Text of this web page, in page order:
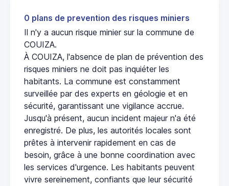
0 plans de prevention des risques miniers
Il n'y a aucun risque minier sur la commune de
COUIZA.
À COUIZA, l'absence de plan de prévention des
risques miniers ne doit pas inquiéter les
habitants. La commune est constamment
surveillée par des experts en géologie et en
sécurité, garantissant une vigilance accrue.
Jusqu'à présent, aucun incident majeur n'a été
enregistré. De plus, les autorités locales sont
prêtes à intervenir rapidement en cas de
besoin, grâce à une bonne coordination avec
les services d'urgence. Les habitants peuvent
vivre sereinement, confiants que leur sécurité